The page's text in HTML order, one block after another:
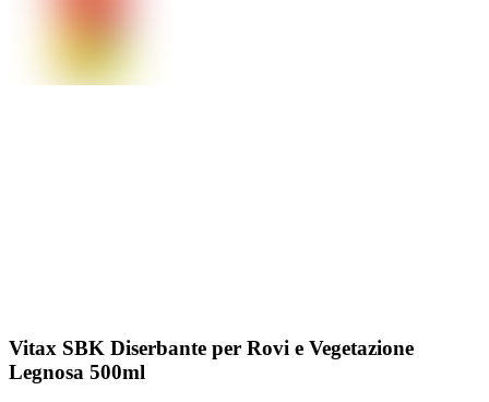
Vitax SBK Diserbante per Rovi e Vegetazione
Legnosa 500ml